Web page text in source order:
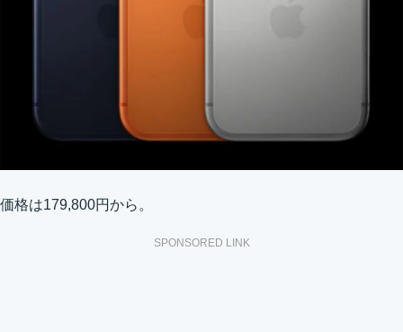
価格は179,800円から。
SPONSORED LINK